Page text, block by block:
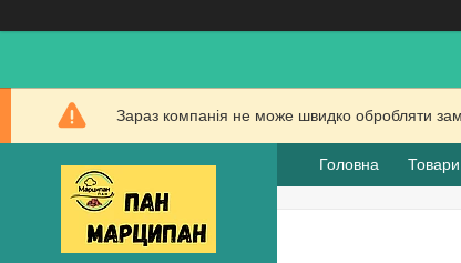
Зараз компанія не може швидко обробляти
Головна Товари